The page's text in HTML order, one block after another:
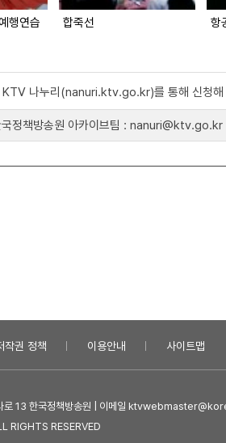
행연습 합죽선 항
KTV 나누리(nanuri.ktv.go.kr)를 통해 신청해
정책방송원 아카이브팀 : nanuri@ktv.go.kr
작권 정책 이용안내 사이트맵
로 13 한국정책방송원 | 이메일
RIGHTS RESERVED